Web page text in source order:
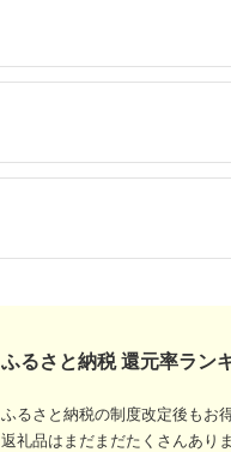
河高原で使える宿泊ク
30,000
地産地消
宿泊 券
光 BBQ
ャンビュ
旅行 観
リー カッ
ふるさと納税 還元率ラン
ふるさと納税の制度改定後もお
返礼品はまだまだたくさんあり